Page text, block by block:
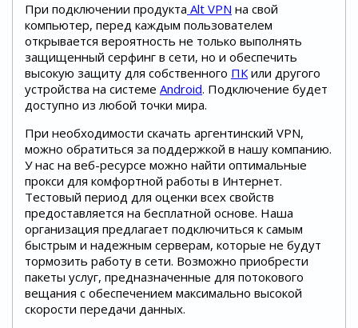
При подключении продукта Alt VPN на свой
компьютер, перед каждым пользователем
открывается вероятность не только выполнять
защищенный серфинг в сети, но и обеспечить
высокую защиту для собственного ПКили другого
устройства на системе Android. Подключение будет
доступно из любой точки мира.
При необходимости скачать аргентинский VPN,
можно обратиться за поддержкой в нашу компанию.
У нас на веб-ресурсе можно найти оптимальные
прокси для комфортной работы в Интернет.
Тестовый период для оценки всех свойств
предоставляется на бесплатной основе. Наша
организация предлагает подключиться к самым
быстрым и надежным серверам, которые не будут
тормозить работу в сети. Возможно приобрести
пакеты услуг, предназначенные для потокового
вещания с обеспечением максимально высокой
скорости передачи данных.